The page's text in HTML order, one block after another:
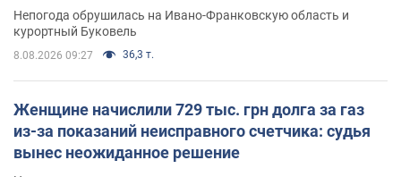
Непогода обрушилась на Ивано-Франковскую область и
курортный Буковель
8.08.2026 09:27 36,3 т.
Женщине начислили 729 тыс. грн долга за газ
из-за показаний неисправного счетчика: судья
вынес неожиданное решение